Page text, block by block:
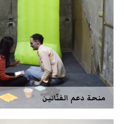
منحة دعم الفنّانين